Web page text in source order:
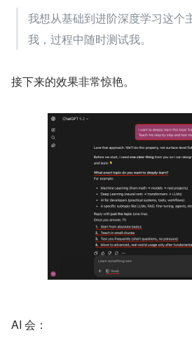
我想从基础到进阶深度学习这个
我，过程中随时测试我。
接下来的效果非常惊艳。
AI 会：